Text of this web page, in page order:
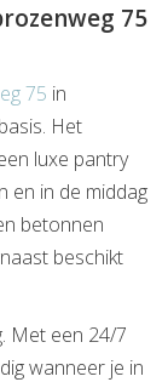
75
75 in
Het
luxe pantry
en in de middag
betonnen
beschikt
Met een 24/7
wanneer je in